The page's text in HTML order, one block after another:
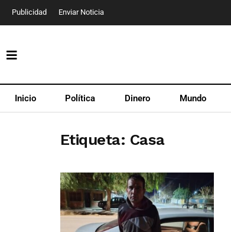
Publicidad Enviar Noticia
Inicio Política Dinero Mundo
Etiqueta: Casa